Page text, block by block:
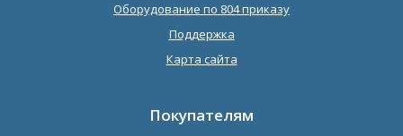
Оборудование по 804 приказу
Поддержка
Карта сайта
Покупателям